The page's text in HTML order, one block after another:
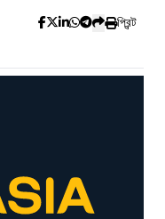
প্রিন্ট